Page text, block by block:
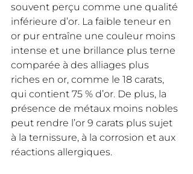
souvent perçu comme une qualité
inférieure d’or. La faible teneur en
or pur entraîne une couleur moins
intense et une brillance plus terne
comparée à des alliages plus
riches en or, comme le 18 carats,
qui contient 75 % d’or. De plus, la
présence de métaux moins nobles
peut rendre l’or 9 carats plus sujet
à la ternissure, à la corrosion et aux
réactions allergiques.